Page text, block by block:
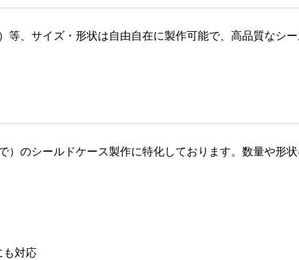
、サイズ・形状は自由自在に製作可能で、高品質なシー
）のシールドケース製作に特化しております。数量や形
も対応